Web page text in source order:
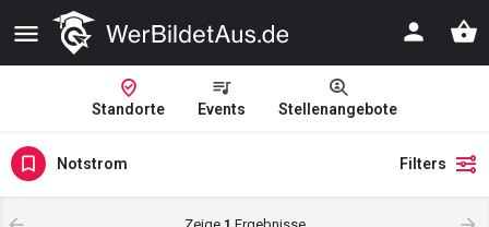
Standorte Events Stellenangebote
Notstrom Filters